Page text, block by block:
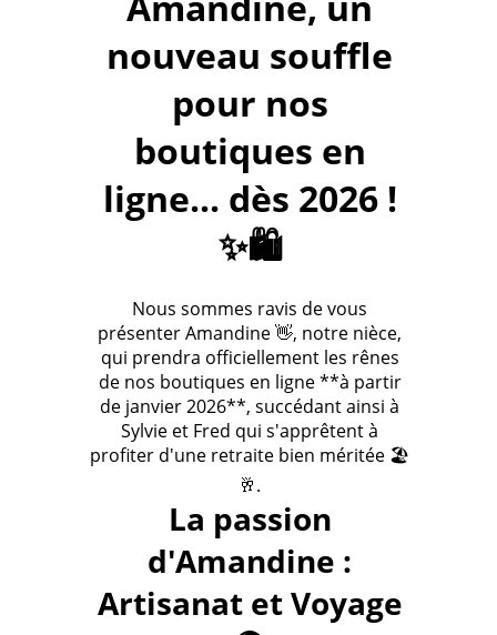
nouveau souffle
pour nos
boutiques en
ligne... dès 2026 !
✨🛍️
Nous sommes ravis de vous
présenter Amandine 👋, notre nièce,
qui prendra officiellement les rênes
de nos boutiques en ligne **à partir
de janvier 2026**, succédant ainsi à
Sylvie et Fred qui s'apprêtent à
profiter d'une retraite bien méritée 🏖️
🥂.
La passion
d'Amandine :
Artisanat et Voyage